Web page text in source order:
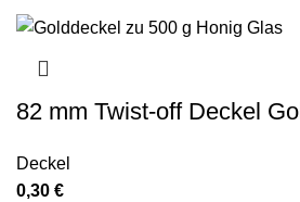
82 mm Twist-off Deckel
Deckel
0,30 €